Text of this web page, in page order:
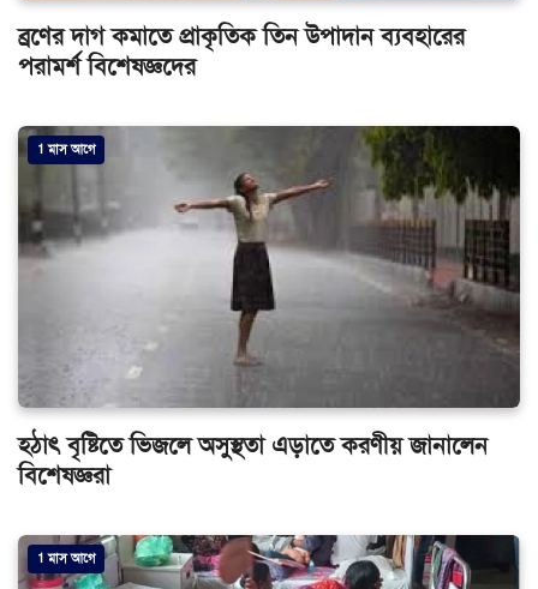
ব্রণের দাগ কমাতে প্রাকৃতিক তিন উপাদান ব্যবহারের
পরামর্শ বিশেষজ্ঞদের
1 মাস আগে
হঠাৎ বৃষ্টিতে ভিজলে অসুস্থতা এড়াতে করণীয় জানালেন
বিশেষজ্ঞরা
1 মাস আগে